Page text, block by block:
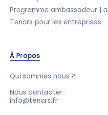
Programme ambassadeur |
Tenors pour les entreprises
À Propos
Qui sommes nous ?
Nous contacter :
info@tenors.fr